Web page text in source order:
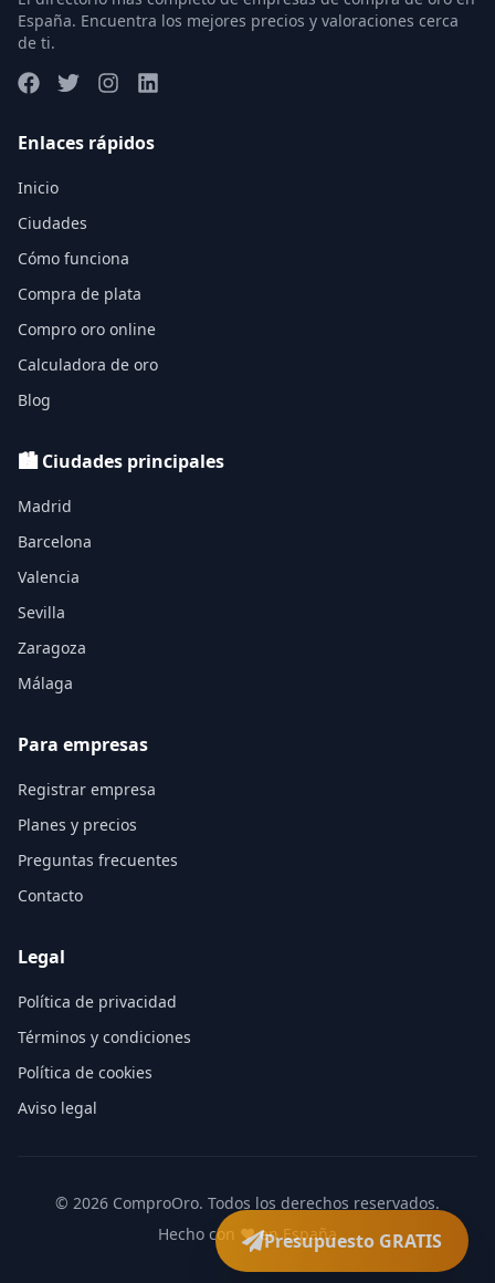
Presupuesto GRATIS
España. Encuentra los mejores precios y valoraciones cerca
de ti.
Enlaces rápidos
Inicio
Ciudades
Cómo funciona
Compra de plata
Compro oro online
Calculadora de oro
Blog
🏙️ Ciudades principales
Madrid
Barcelona
Valencia
Sevilla
Zaragoza
Málaga
Para empresas
Registrar empresa
Planes y precios
Preguntas frecuentes
Contacto
Legal
Política de privacidad
Términos y condiciones
Política de cookies
Aviso legal
© 2026 ComproOro. Todos los derechos reservados.
Hecho con ❤️ en España